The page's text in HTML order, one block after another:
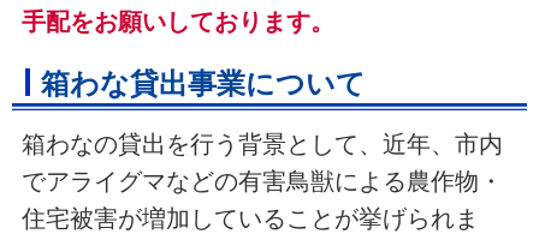
手配をお願いしております。
箱わな貸出事業について
箱わなの貸出を行う背景として、近年、市内
でアライグマなどの有害鳥獣による農作物・
住宅被害が増加していることが挙げられま